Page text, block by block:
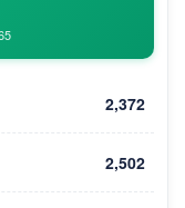
2,372
2,502